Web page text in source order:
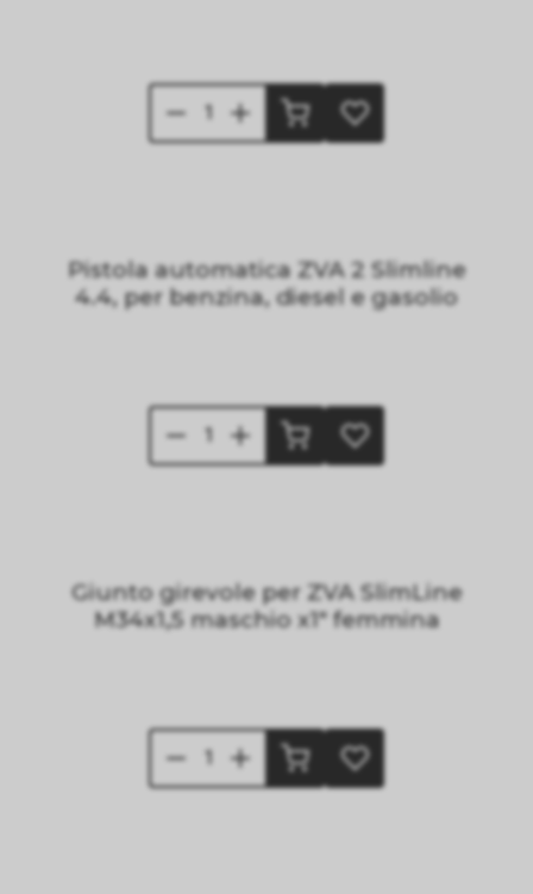
Pistola automatica ZVA 2 Slimline
4.4, per benzina, diesel e gasolio
Giunto girevole per ZVA SlimLine
M34x1,5 maschio x1" femmina